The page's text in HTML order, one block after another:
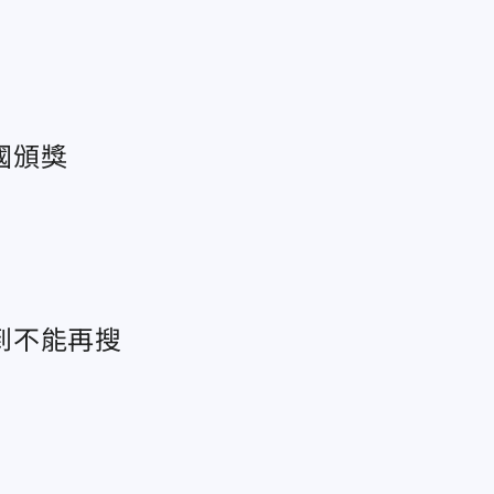
頒獎
不能再搜